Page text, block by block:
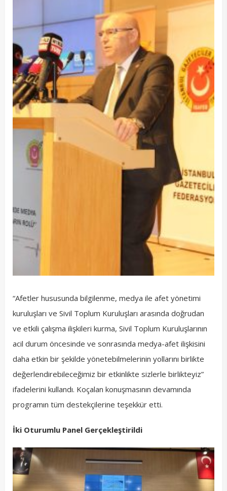
“Afetler hususunda bilgilenme, medya ile afet yönetimi
kuruluşları ve Sivil Toplum Kuruluşları arasında doğrudan
ve etkili çalışma ilişkileri kurma, Sivil Toplum Kuruluşlarının
acil durum öncesinde ve sonrasında medya-afet ilişkisini
daha etkin bir şekilde yönetebilmelerinin yollarını birlikte
değerlendirebileceğimiz bir etkinlikte sizlerle birlikteyiz”
ifadelerini kullandı. Koçalan konuşmasının devamında
programın tüm destekçilerine teşekkür etti.
İki Oturumlu Panel Gerçekleştirildi